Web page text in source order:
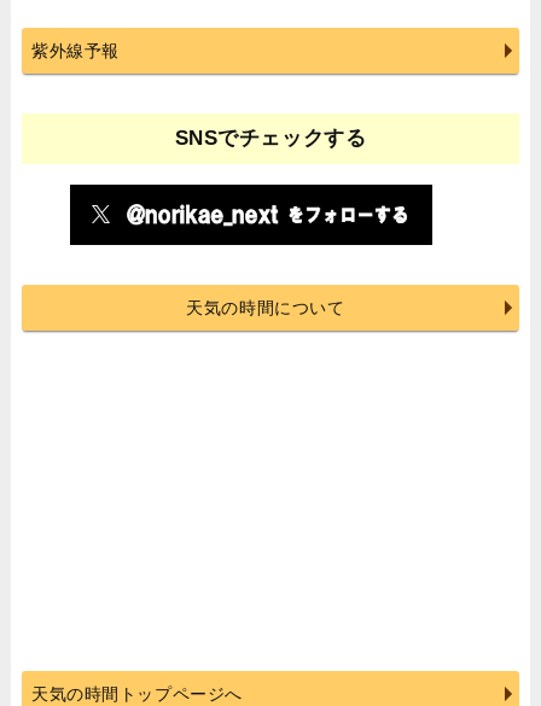
紫外線予報
SNSでチェックする
天気の時間について
天気の時間トップページへ